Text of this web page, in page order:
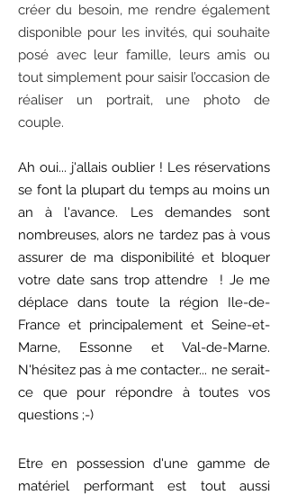
créer du besoin, me rendre également
disponible pour les invités, qui souhaite
posé avec leur famille, leurs amis ou
tout simplement pour saisir l’occasion de
réaliser un portrait, une photo de
couple.
Ah oui... j'allais oublier ! Les réservations
se font la plupart du temps au moins un
an à l'avance. Les demandes sont
nombreuses, alors ne tardez pas à vous
assurer de ma disponibilité et bloquer
votre date sans trop attendre ! Je me
déplace dans toute la région Ile-de-
France et principalement et Seine-et-
Marne, Essonne et Val-de-Marne.
N'hésitez pas à me contacter... ne serait-
ce que pour répondre à toutes vos
questions ;-)
Etre en possession d'une gamme de
matériel performant est tout aussi